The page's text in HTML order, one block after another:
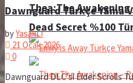
Thea:The Awakening
Dead Secret %100
Dawnguard Türkçe Yama
byYasakLi
21 Ocak 2026
0
Dawnguard DLC'si Elder Scrolls